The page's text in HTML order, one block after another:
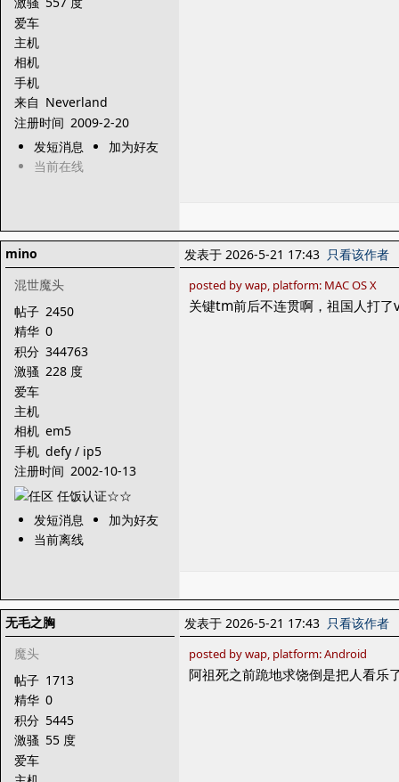
爱车
主机
相机
手机
来自 Neverland
注册时间 2009-2-20
发短消息
加为好友
当前在线
mino
混世魔头
帖子 2450
精华 0
积分 344763
激骚 228 度
爱车
主机
相机 em5
手机 defy / ip5
注册时间 2002-10-13
发短消息
加为好友
当前离线
发表于 2026-5-21 17:43 只看该作者
posted by wap, platform: MAC OS X
关键tm前后不连贯啊，祖国人打
无毛之胸
魔头
帖子 1713
精华 0
积分 5445
激骚 55 度
爱车
发表于 2026-5-21 17:43 只看该作者
posted by wap, platform: Android
阿祖死之前跪地求饶倒是把人看乐